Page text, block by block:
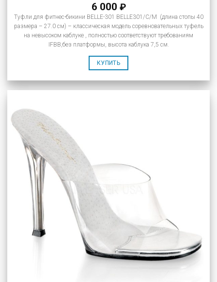
6 000 ₽
Туфли для фитнес-бикини BELLE-301 BELLE301/C/M (длина стопы 40
размера – 27.0 см) – классическая модель соревновательных туфель
на невысоком каблуке , полностью соответствуют требованиям
IFBB,без платформы, высота каблука 7,5 см.
КУПИТЬ